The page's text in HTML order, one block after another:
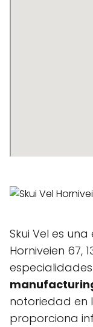
Skui Vel es
Horniveien 67,
notoriedad en
proporciona